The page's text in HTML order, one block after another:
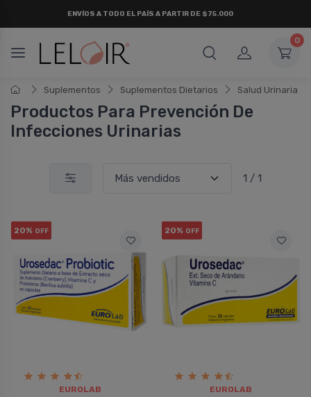
ENVÍOS A TODO EL PAÍS A PARTIR DE $75.000
0
Suplementos Suplementos Dietarios Salud Urinaria
Productos Para Prevención De
Infecciones Urinarias
1 / 1
20% OFF
EUROLAB
20% OFF
EUROLAB